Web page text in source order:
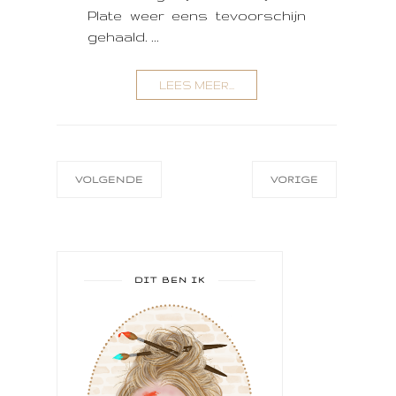
Plate weer eens tevoorschijn
gehaald. ...
LEES MEER...
VOLGENDE VORIGE
DIT BEN IK